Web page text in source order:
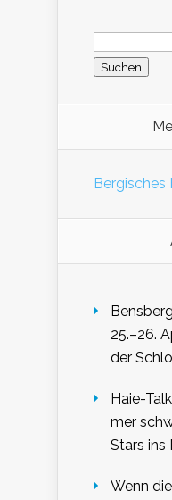
Suchen
25.–26.
der
Haie-
mer
Stars ins
Wenn